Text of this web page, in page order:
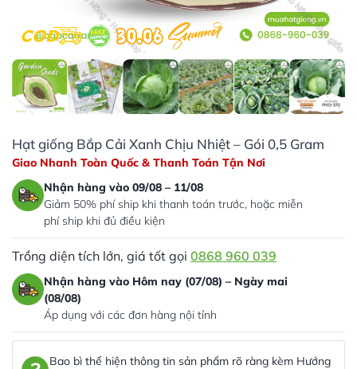
Hạt giống Bắp Cải Xanh Chịu Nhiệt – Gói 0,5 Gram
Giao Nhanh Toàn Quốc & Thanh Toán Tận Nơi
Nhận hàng vào 09/08 – 11/08
Giảm 50% phí ship khi thanh toán trước, hoặc miễn
phí ship khi đủ điều kiện
Trồng diện tích lớn, giá tốt gọi 0868 960 039
Nhận hàng vào Hôm nay (07/08) – Ngày mai
(08/08)
Áp dụng với các đơn hàng nội tỉnh
Bao bì thể hiện thông tin sản phẩm rõ ràng kèm Hướng